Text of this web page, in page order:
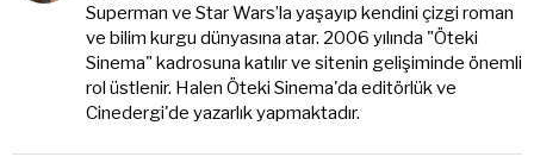
Superman ve Star Wars’la yaşayıp kendini çizgi roman
ve bilim kurgu dünyasına atar. 2006 yılında "Öteki
Sinema" kadrosuna katılır ve sitenin gelişiminde önemli
rol üstlenir. Halen Öteki Sinema'da editörlük ve
Cinedergi'de yazarlık yapmaktadır.